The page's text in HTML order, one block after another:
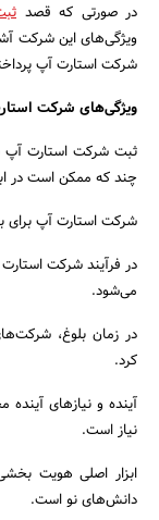
در صورتی که قصد
ویژگی‌های این شرکت
شرکت استارت آپ
ویژگی‌های شرکت
ثبت شرکت استارت آپ
چند که ممکن است در
شرکت استارت آپ برای
در فرآیند شرکت
می‌شود.
در زمان بلوغ،
کرد.
آینده و نیازهای
نیاز است.
ابزار اصلی هویت
دانش‌های نو است.